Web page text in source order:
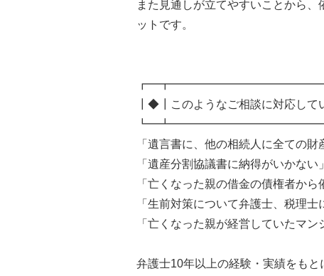
また見通しが立てやすいことから
ットです。
┃◆┃このようなご相談に対応して
「遺言書に、他の相続人に全ての
「遺産分割協議書に納得がいかない」
「亡くなった親の借金の債権者から
「生前対策について弁護士、税理士
「亡くなった親が経営していたマン
弁護士10年以上の経験・実績をも